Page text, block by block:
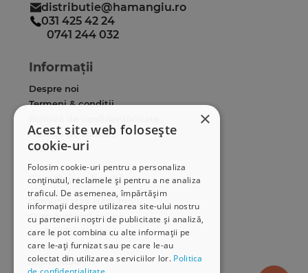
×
Acest site web folosește
cookie-uri
Folosim cookie-uri pentru a personaliza
conținutul, reclamele și pentru a ne analiza
traficul. De asemenea, împărtășim
informații despre utilizarea site-ului nostru
cu partenerii noștri de publicitate și analiză,
care le pot combina cu alte informații pe
care le-ați furnizat sau pe care le-au
colectat din utilizarea serviciilor lor. Politica
distributie@hamangiu.ro
031 425 42 24
0741 244 032
Informații
Despre noi
Termeni & condiții
Politica de cookies
ANPC
Serviciu clienți
Comunitatea Hamangiu
Cum comand online
Modalități de plată
Livrarea produselor
SEAP/SICAP